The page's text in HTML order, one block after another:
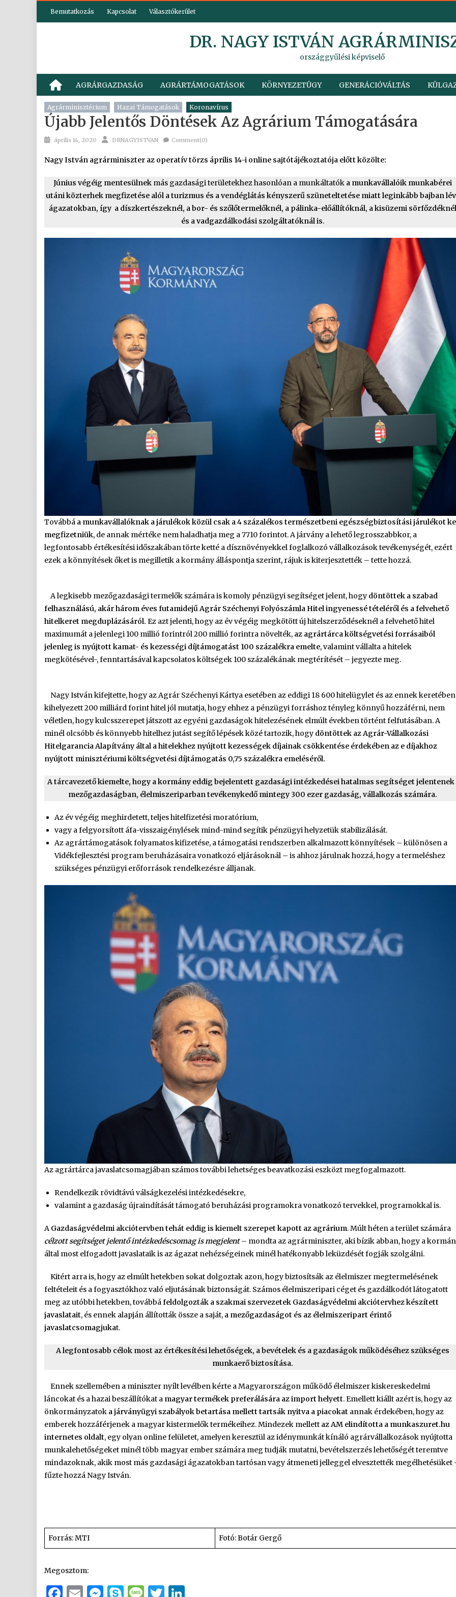
Bemutatkozás Kapcsolat Választókerület
DR. NAGY ISTVÁN
országgyűlési képviselő
AGRÁRGAZDASÁG AGRÁRTÁMOGATÁSOK KÖRNYEZETÜGY GENERÁCIÓVÁLTÁS
Agrárminisztérium Hazai Támogatások Koronavírus
Újabb Jelentős Döntések Az Agrárium Támogatására
Posted
április 14, 2020 Author
DRNAGYISTVAN Comment(0)
Nagy István agrárminiszter az operatív törzs április 14-i online sajtótájékoztatója előtt közölte:
Június végéig mentesülnek más gazdasági területekhez hasonlóan a munkáltatók a munkavállalóik munkabérei
utáni közterhek megfizetése alól a turizmus és a vendéglátás kényszerű szüneteltetése miatt leginkább bajban
ágazatokban, így a díszkertészeknél, a bor- és szőlőtermelőknél, a pálinka-előállítóknál, a kisüzemi sörfőzdéknél
és a vadgazdálkodási szolgáltatóknál is.
Továbbá a munkavállalóknak a járulékok közül csak a 4 százalékos természetbeni egészségbiztosítási járulékot
megfizetniük, de annak mértéke nem haladhatja meg a 7710 forintot. A járvány a lehető legrosszabbkor, a
legfontosabb értékesítési időszakában törte ketté a dísznövényekkel foglalkozó vállalkozások tevékenységét, ezért
ezek a könnyítések őket is megilletik a kormány álláspontja szerint, rájuk is kiterjesztették – tette hozzá.
A legkisebb mezőgazdasági termelők számára is komoly pénzügyi segítséget jelent, hogy döntöttek a szabad
felhasználású, akár három éves futamidejű Agrár Széchenyi Folyószámla Hitel ingyenessé tételéről és a felvehető
hitelkeret megduplázásáról. Ez azt jelenti, hogy az év végéig megkötött új hitelszerződéseknél a felvehető hitel
maximumát a jelenlegi 100 millió forintról 200 millió forintra növelték, az agrártárca költségvetési forrásaiból
jelenleg is nyújtott kamat- és kezességi díjtámogatást 100 százalékra emelte, valamint vállalta a hitelek
megkötésével-, fenntartásával kapcsolatos költségek 100 százalékának megtérítését – jegyezte meg.
Nagy István kifejtette, hogy az Agrár Széchenyi Kártya esetében az eddigi 18 600 hitelügylet és az ennek keretében
kihelyezett 200 milliárd forint hitel jól mutatja, hogy ehhez a pénzügyi forráshoz tényleg könnyű hozzáférni, nem
véletlen, hogy kulcsszerepet játszott az egyéni gazdaságok hitelezésének elmúlt években történt felfutásában. A
minél olcsóbb és könnyebb hitelhez jutást segítő lépések közé tartozik, hogy döntöttek az Agrár-Vállalkozási
Hitelgarancia Alapítvány által a hitelekhez nyújtott kezességek díjainak csökkentése érdekében az e díjakhoz
nyújtott minisztériumi költségvetési díjtámogatás 0,75 százalékra emeléséről.
A tárcavezető kiemelte, hogy a kormány eddig bejelentett gazdasági intézkedései hatalmas segítséget jelentenek
mezőgazdaságban, élelmiszeriparban tevékenykedő mintegy 300 ezer gazdaság, vállalkozás számára.
Az év végéig meghirdetett, teljes hitelfizetési moratórium,
vagy a felgyorsított áfa-visszaigénylések mind-mind segítik pénzügyi helyzetük stabilizálását.
Az agrártámogatások folyamatos kifizetése, a támogatási rendszerben alkalmazott könnyítések – különösen a
Vidékfejlesztési program beruházásaira vonatkozó eljárásoknál – is ahhoz járulnak hozzá, hogy a termeléshez
szükséges pénzügyi erőforrások rendelkezésre álljanak.
Az agrártárca javaslatcsomagjában számos további lehetséges beavatkozási eszközt megfogalmazott.
Rendelkezik rövidtávú válságkezelési intézkedésekre,
valamint a gazdaság újraindítását támogató beruházási programokra vonatkozó tervekkel, programokkal is.
A Gazdaságvédelmi akciótervben tehát eddig is kiemelt szerepet kapott az agrárium. Múlt héten a terület számára
célzott segítséget jelentő intézkedéscsomag is megjelent– mondta az agrárminiszter, aki bízik abban, hogy a
által most elfogadott javaslataik is az ágazat nehézségeinek minél hatékonyabb leküzdését fogják szolgálni.
Kitért arra is, hogy az elmúlt hetekben sokat dolgoztak azon, hogy biztosítsák az élelmiszer megtermelésének
feltételeit és a fogyasztókhoz való eljutásának biztonságát. Számos élelmiszeripari céget és gazdálkodót látogatott
meg az utóbbi hetekben, továbbá feldolgozták a szakmai szervezetek Gazdaságvédelmi akciótervhez készített
javaslatait, és ennek alapján állították össze a saját, a mezőgazdaságot és az élelmiszeripart érintő
javaslatcsomagjukat.
A legfontosabb célok most az értékesítési lehetőségek, a bevételek és a gazdaságok működéséhez szükséges
munkaerő biztosítása.
Ennek szellemében a miniszter nyílt levélben kérte a Magyarországon működő élelmiszer kiskereskedelmi
láncokat és a hazai beszállítókat a magyar termékek preferálására az import helyett. Emellett kiállt azért is, hogy az
önkormányzatok a járványügyi szabályok betartása mellett tartsák nyitva a piacokat annak érdekében, hogy az
emberek hozzáférjenek a magyar kistermelők termékeihez. Mindezek mellett az AM elindította a munkaszuret.hu
internetes oldalt, egy olyan online felületet, amelyen keresztül az idénymunkát kínáló agrárvállalkozások nyújtotta
munkalehetőségeket minél több magyar ember számára meg tudják mutatni, bevételszerzés lehetőségét teremtve
mindazoknak, akik most más gazdasági ágazatokban tartósan vagy átmeneti jelleggel elvesztették megélhetésüket
fűzte hozzá Nagy István.
Forrás: MTI Fotó: Botár Gergő
Megosztom: